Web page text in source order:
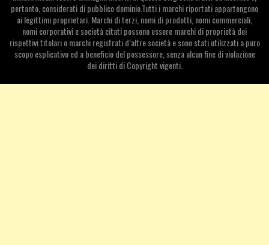
pertanto, considerati di pubblico dominio.Tutti i marchi riportati appartengono
ai legittimi proprietari. Marchi di terzi, nomi di prodotti, nomi commerciali,
nomi corporativi e società citati possono essere marchi di proprietà dei
rispettivi titolari o marchi registrati d’altre società e sono stati utilizzati a puro
scopo esplicativo ed a beneficio del possessore, senza alcun fine di violazione
dei diritti di Copyright vigenti.